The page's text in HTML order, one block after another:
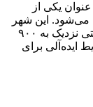
عنوان یکی از
می‌شود. این شهر
کوچک با مساحت حدود ۵۴ کیلومتر مربع و جمعیتی نزدیک به ۹۰۰
ایده‌آلی برای